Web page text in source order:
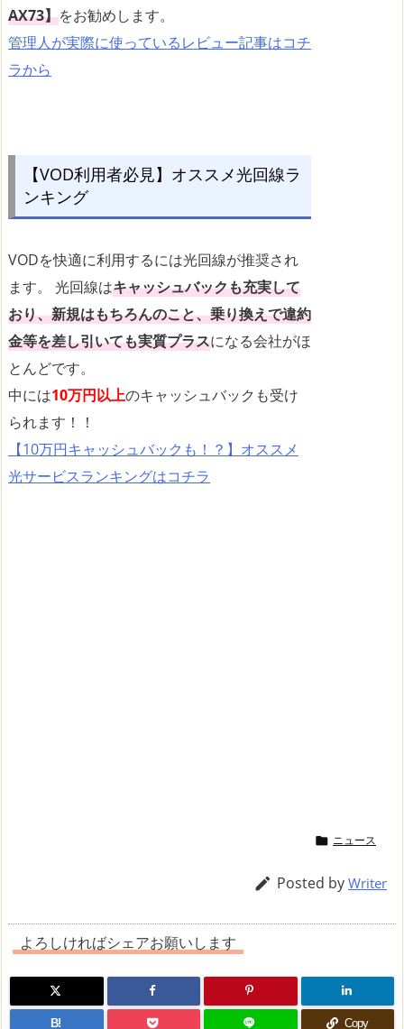
AX73】をお勧めします。
管理人が実際に使っているレビュー記事はコチ
ラから
【VOD利用者必見】オススメ光回線ラ
ンキング
VODを快適に利用するには光回線が推奨され
ます。 光回線はキャッシュバックも充実して
おり、新規はもちろんのこと、乗り換えで違約
金等を差し引いても実質プラスになる会社がほ
とんどです。
中には10万円以上のキャッシュバックも受け
られます！！
【10万円キャッシュバックも！？】オススメ
光サービスランキングはコチラ
 ニュース
 Posted by Writer
よろしければシェアお願いします
B! Copy